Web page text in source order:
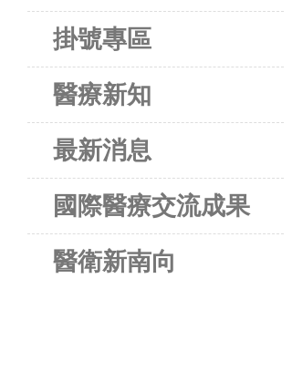
掛號專區
醫療新知
最新消息
國際醫療交流成果
醫衛新南向